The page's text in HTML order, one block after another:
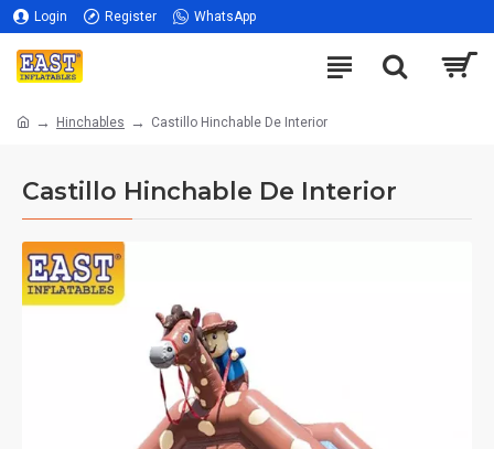
Login Register WhatsApp
Hinchables Castillo Hinchable De Interior
Castillo Hinchable De Interior